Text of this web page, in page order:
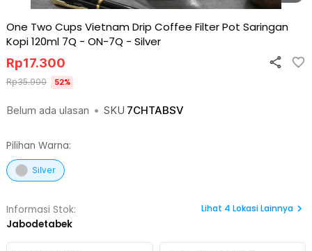
One Two Cups Vietnam Drip Coffee Filter Pot Saringan
Kopi 120ml 7Q - ON-7Q - Silver
Belum ada ulasan • SKU 7CHTABSV
Rp17.300
Rp35.900 52%
Pilihan Warna:
Silver
Informasi Stok:
Jabodetabek
Lihat 4 Lokasi Lainnya